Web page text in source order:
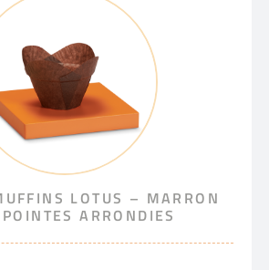
LOTUS – MARRON
ARRONDIES